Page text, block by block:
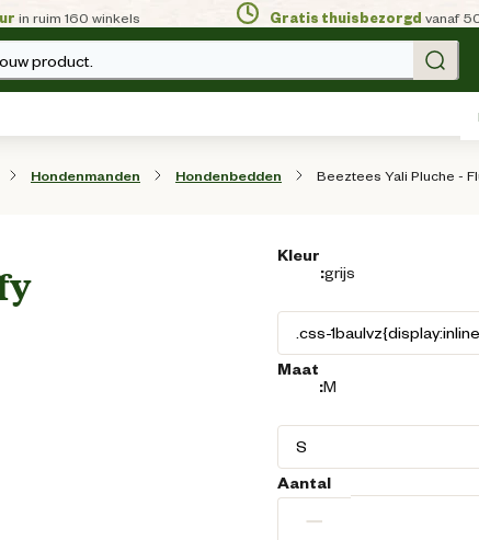
in ruim 160 winkels Gratis thuisbezorgd vanaf
product.
Hondenmanden Hondenbedden Beeztees Yali Pluche -
Kleur
:grijs
Maat
:M
Aantal
−